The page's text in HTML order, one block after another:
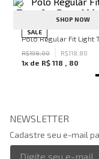
SALE
SHOP NOW
R$198,00 R$118 80
1x de R$ 118 , 80
NEWSLETTER
Cadastre seu e-mail